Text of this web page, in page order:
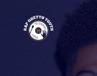
content